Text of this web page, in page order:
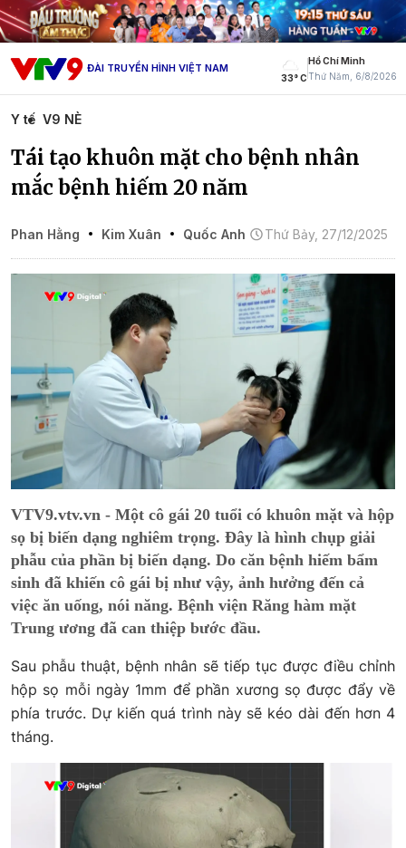
ĐÀI TRUYỀN HÌNH VIỆT NAM
33° C
Hồ Chí Minh
Thứ Năm, 6/8/2026
Y tế V9 NÈ
Tái tạo khuôn mặt cho bệnh nhân
mắc bệnh hiếm 20 năm
Phan Hằng Kim Xuân Quốc Anh Thứ Bảy, 27/12/2025
VTV9.vtv.vn - Một cô gái 20 tuổi có khuôn mặt và hộp
sọ bị biến dạng nghiêm trọng. Đây là hình chụp giải
phẫu của phần bị biến dạng. Do căn bệnh hiếm bẩm
sinh đã khiến cô gái bị như vậy, ảnh hưởng đến cả
việc ăn uống, nói năng. Bệnh viện Răng hàm mặt
Trung ương đã can thiệp bước đầu.
Sau phẫu thuật, bệnh nhân sẽ tiếp tục được điều chỉnh
hộp sọ mỗi ngày 1mm để phần xương sọ được đẩy về
phía trước. Dự kiến quá trình này sẽ kéo dài đến hơn 4
tháng.